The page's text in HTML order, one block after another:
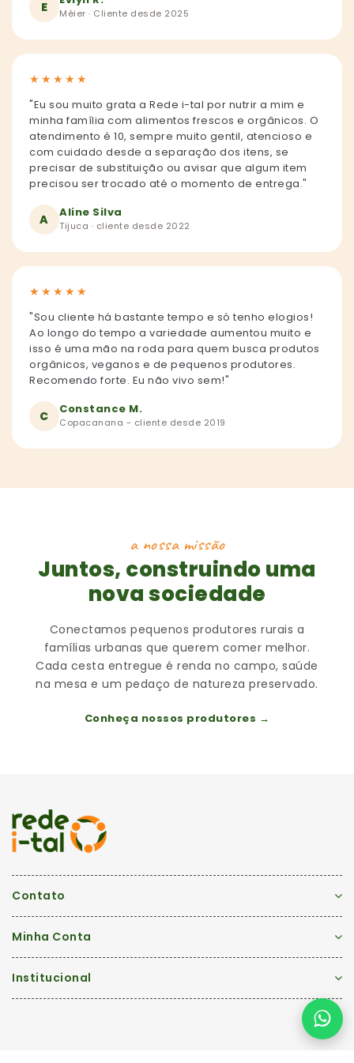
E Méier · Cliente desde 2025
★ ★ ★ ★ ★
"Eu sou muito grata a Rede i-tal por nutrir a mim e
minha família com alimentos frescos e orgânicos. O
atendimento é 10, sempre muito gentil, atencioso e
com cuidado desde a separação dos itens, se
precisar de substituição ou avisar que algum item
precisou ser trocado até o momento de entrega."
A Aline Silva
Tijuca · cliente desde 2022
★ ★ ★ ★ ★
"Sou cliente há bastante tempo e só tenho elogios!
Ao longo do tempo a variedade aumentou muito e
isso é uma mão na roda para quem busca produtos
orgânicos, veganos e de pequenos produtores.
Recomendo forte. Eu não vivo sem!"
C Constance M.
Copacanana - cliente desde 2019
a nossa missão
Juntos, construindo uma
nova sociedade
Conectamos pequenos produtores rurais a
famílias urbanas que querem comer melhor.
Cada cesta entregue é renda no campo, saúde
na mesa e um pedaço de natureza preservado.
Conheça nossos produtores →
Contato
Minha Conta
Institucional